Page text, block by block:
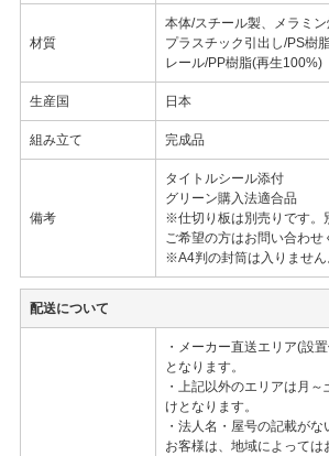
材質
本体/スチール製、メラミ
プラスチック引出し/PS樹
レール/PP樹脂(再生100%)
生産国 日本
組み立て 完成品
備考
タイトルシール添付
グリーン購入法適合品
※仕切り板は別売りです。
ご希望の方はお問い合わせ
※A4判の封筒は入りません
配送について
・メーカー直送エリア(設
となります。
・上記以外のエリアは月
けとなります。
・法人名・屋号の記載が
お客様は、地域によって